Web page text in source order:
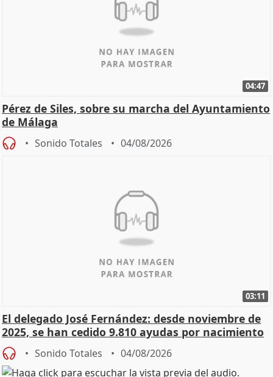
04:47
Pérez de Siles, sobre su marcha del Ayuntamiento
de Málaga
Sonido Totales 04/08/2026
03:11
El delegado José Fernández: desde noviembre de
2025, se han cedido 9.810 ayudas por nacimiento
Sonido Totales 04/08/2026